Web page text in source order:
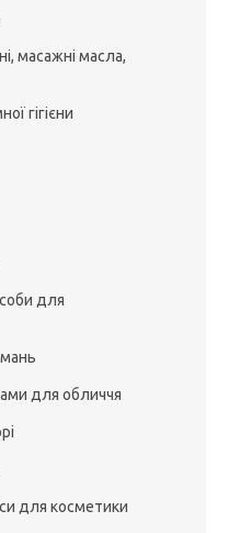
масажні масла,
гігієни
для
для обличчя
для косметики